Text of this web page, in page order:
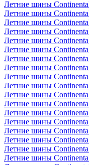
Летние шины
Летние шины
Летние шины
Летние шины
Летние шины
Летние шины
Летние шины
Летние шины
Летние шины
Летние шины
Летние шины
Летние шины
Летние шины
Летние шины
Летние шины
Летние шины
Летние шины
Летние шины